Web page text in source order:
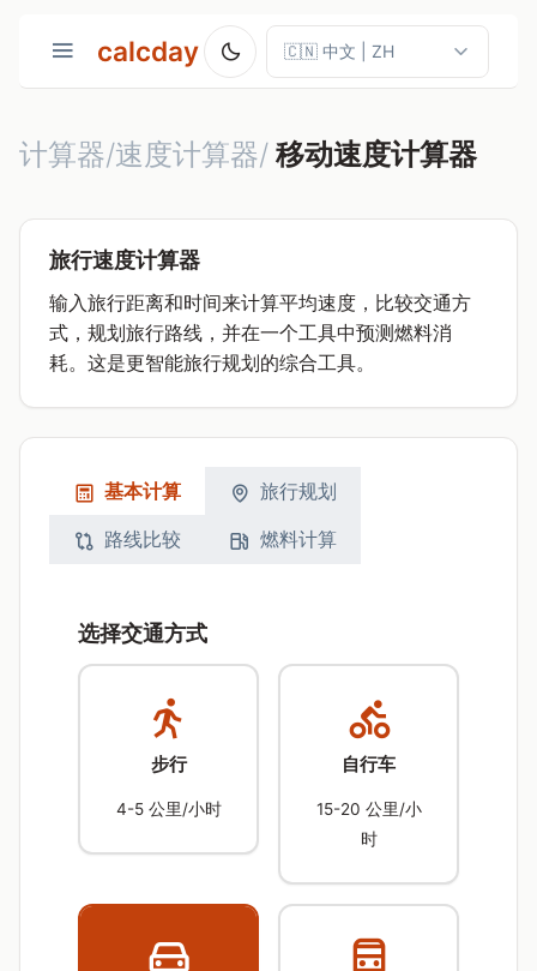
calcday
计算器/速度计算器/ 移动速度计算器
旅行速度计算器
输入旅行距离和时间来计算平均速度，比较交通方
式，规划旅行路线，并在一个工具中预测燃料消
耗。这是更智能旅行规划的综合工具。
基本计算
旅行规划
路线比较
燃料计算
选择交通方式
步行
4-5 公里/小时
自行车
15-20 公里/小
时